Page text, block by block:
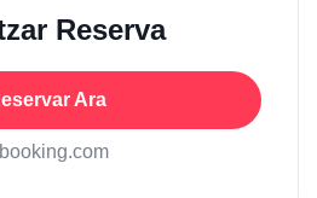
Reserva
Ara